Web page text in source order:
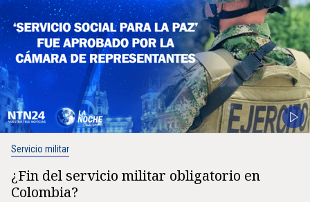
Servicio militar
¿Fin del servicio militar obligatorio en
Colombia?